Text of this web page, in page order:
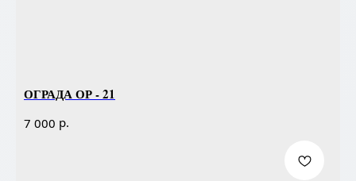
ОГРАДА ОР - 21
7 000 р.